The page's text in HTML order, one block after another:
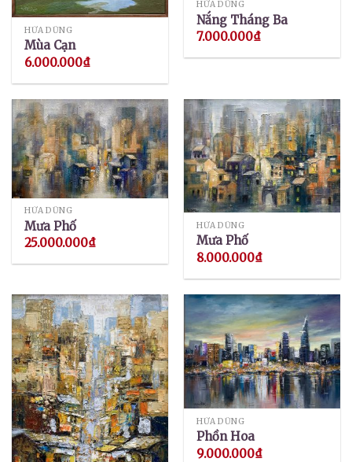
HỨA DŨNG
Mùa Cạn
6.000.000₫
HỨA DŨNG
Nắng Tháng Ba
7.000.000₫
HỨA DŨNG
Mưa Phố
25.000.000₫
HỨA DŨNG
Mưa Phố
8.000.000₫
HỨA DŨNG
Phồn Hoa
9.000.000₫